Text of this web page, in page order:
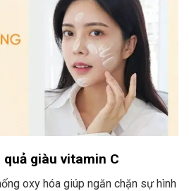
giàu vitamin C
oxy hóa giúp ngăn chặn sự hình